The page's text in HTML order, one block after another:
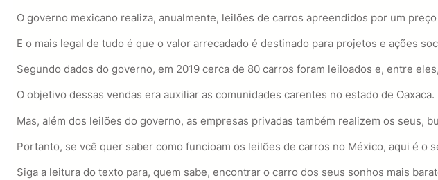
O governo mexicano realiza, anualmente, leilões de carros apreendidos por um
E o mais legal de tudo é que o valor arrecadado é destinado para projetos e ações
Segundo dados do governo, em 2019 cerca de 80 carros foram leiloados e, entre
O objetivo dessas vendas era auxiliar as comunidades carentes no estado de Oaxaca.
Mas, além dos leilões do governo, as empresas privadas também realizem os seus,
Portanto, se vcê quer saber como funcioam os leilões de carros no México, aqui é o
Siga a leitura do texto para, quem sabe, encontrar o carro dos seus sonhos mais